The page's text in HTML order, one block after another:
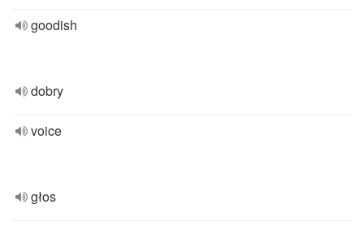
goodish
dobry
voice
głos